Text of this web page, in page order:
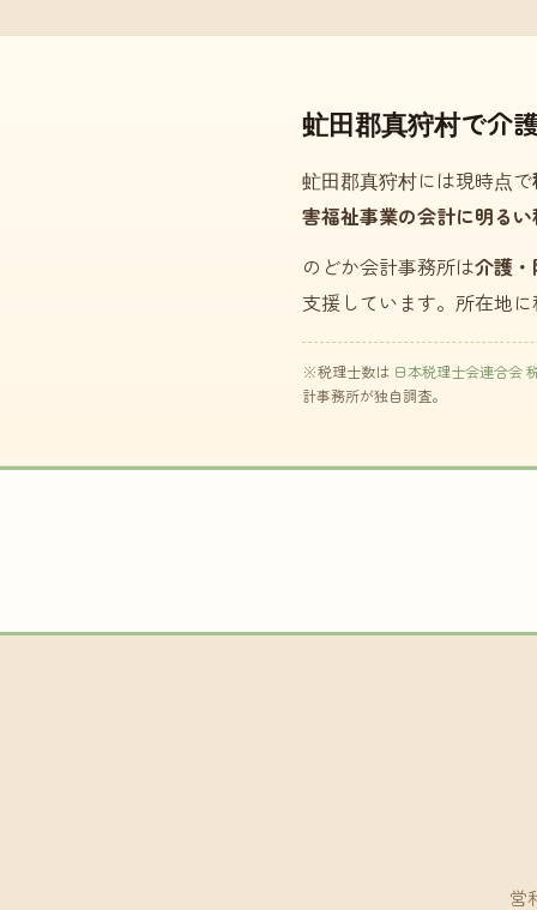
虻田郡真狩村で介
虻田郡真狩村には現時点で
害福祉事業の会計に明る
のどか会計事務所は介護
支援しています。所在地
※税理士数は 日本税理士会連合会
計事務所が独自調査。
営